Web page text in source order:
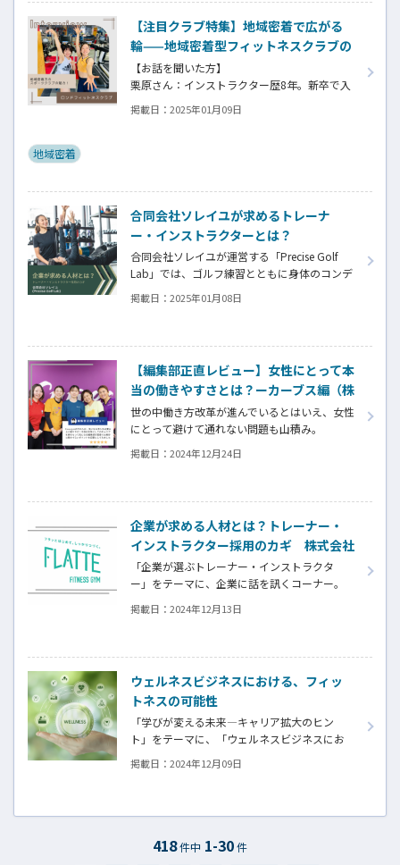
【注目クラブ特集】地域密着で広がる
輪——地域密着型フィットネスクラブの
魅力
【お話を聞いた方】
栗原さん：インストラクター歴8年。新卒で入
社し在籍8年目。
田村さん：インストラクター歴3年。他総合型
掲載日： 2025年01月09日
地域密着
合同会社ソレイユが求めるトレーナ
ー・インストラクターとは？
合同会社ソレイユが運営する「Precise Golf
Lab」では、ゴルフ練習とともに身体のコンデ
ィションを整える独自のアプローチを提供し
ています。ここでは、トレーナーやインストラ
掲載日： 2025年01月08日
【編集部正直レビュー】女性にとって本
当の働きやすさとは？ーカーブス編（株
式会社サークフィット）
世の中働き方改革が進んでいるとはいえ、女性
にとって避けて通れない問題も山積み。
本当の意味で女性が輝いていて、長く働ける会
社を特集したいと考えていた中で、
ネス施設で、生き生きとスタッフが働ける秘
密は何なのか。
そんなカーブスを運営する、株式会社サークフ
ィットのお二人に話を聞きました。
掲載日： 2024年12月24日
企業が求める人材とは？トレーナー・
インストラクター採用のカギ 株式会社
ファノーヴァ（FLATTE）
「企業が選ぶトレーナー・インストラクタ
ー」をテーマに、企業に話を訊くコーナー。
今回は、セミパーソナルトレーニング
「FLATTE」を展開する、株式会社ファノーヴ
掲載日： 2024年12月13日
ウェルネスビジネスにおける、フィッ
トネスの可能性
「学びが変える未来―キャリア拡大のヒン
ト」をテーマに、「ウェルネスビジネスにお
けるフィットネスの可能性」に注目します。今
回は、今後の日本のフィットネス業界の戦略
掲載日： 2024年12月09日
418件中 1-30件